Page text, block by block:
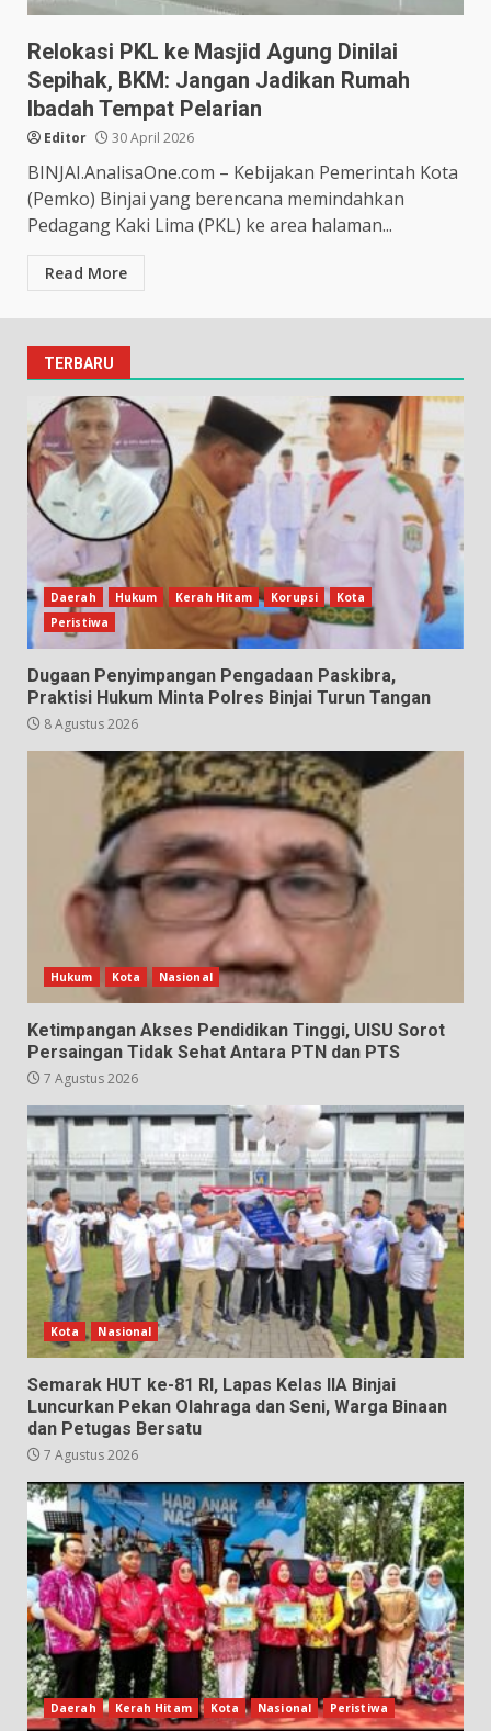
Relokasi PKL ke Masjid Agung Dinilai
Sepihak, BKM: Jangan Jadikan Rumah
Ibadah Tempat Pelarian
Editor 30 April 2026
BINJAI.AnalisaOne.com – Kebijakan Pemerintah Kota
(Pemko) Binjai yang berencana memindahkan
Pedagang Kaki Lima (PKL) ke area halaman...
Read More
TERBARU
Daerah Hukum Kerah Hitam Korupsi
Kota
Peristiwa
Dugaan Penyimpangan Pengadaan Paskibra,
Praktisi Hukum Minta Polres Binjai Turun Tangan
8 Agustus 2026
Hukum Kota Nasional
Ketimpangan Akses Pendidikan Tinggi, UISU Sorot
Persaingan Tidak Sehat Antara PTN dan PTS
7 Agustus 2026
Kota Nasional
Semarak HUT ke-81 RI, Lapas Kelas IIA Binjai
Luncurkan Pekan Olahraga dan Seni, Warga Binaan
dan Petugas Bersatu
7 Agustus 2026
Daerah Kerah Hitam Kota Nasional Peristiwa